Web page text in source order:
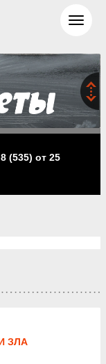
(535) от 25
ЗЛА